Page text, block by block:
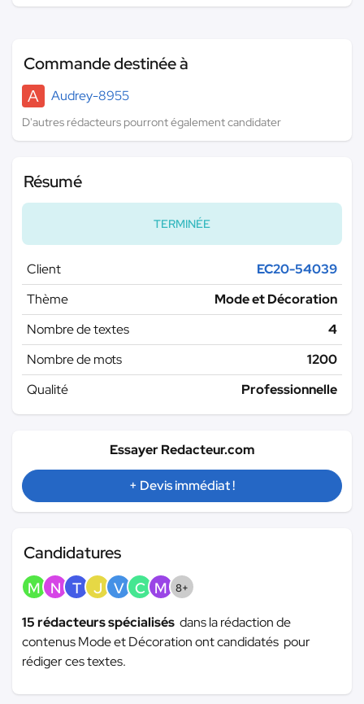
Commande destinée à
A
Audrey-8955
D'autres rédacteurs pourront également candidater
Résumé
TERMINÉE
Client
EC20-54039
Thème
Mode et Décoration
Nombre de textes
4
Nombre de mots
1200
Qualité
Professionnelle
Essayer Redacteur.com
+ Devis immédiat !
Candidatures
M N T J V C M 8+
15 rédacteurs spécialisés dans la rédaction de
contenus Mode et Décoration ont candidatés pour
rédiger ces textes.